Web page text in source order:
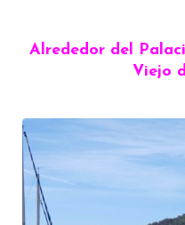
Alrededor del
Viejo